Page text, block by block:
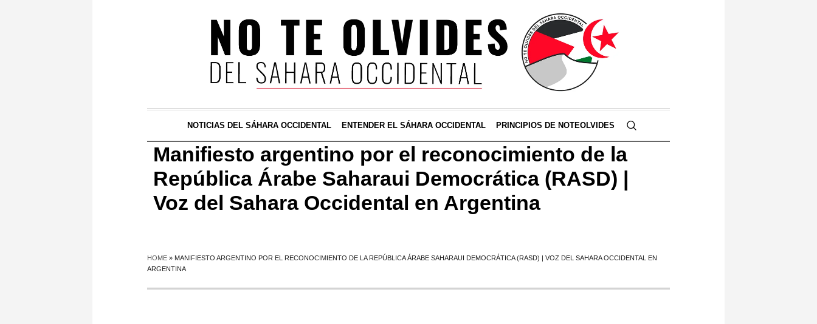
NOTICIAS DEL SÁHARA OCCIDENTAL ENTENDER EL SÁHARA OCCIDENTAL PRINCIPIOS DE NOTEOLVIDES
Manifiesto argentino por el reconocimiento de la
República Árabe Saharaui Democrática (RASD) |
Voz del Sahara Occidental en Argentina
HOME » MANIFIESTO ARGENTINO POR EL RECONOCIMIENTO DE LA REPÚBLICA ÁRABE SAHARAUI DEMOCRÁTICA (RASD) | VOZ DEL SAHARA OCCIDENTAL EN
ARGENTINA